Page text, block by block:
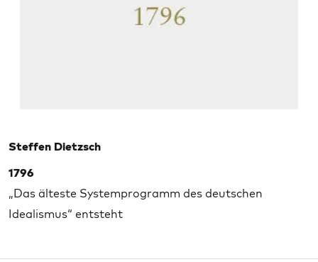
Steffen Dietzsch
1796
„Das älteste Systemprogramm des deutschen
Idealismus“ entsteht